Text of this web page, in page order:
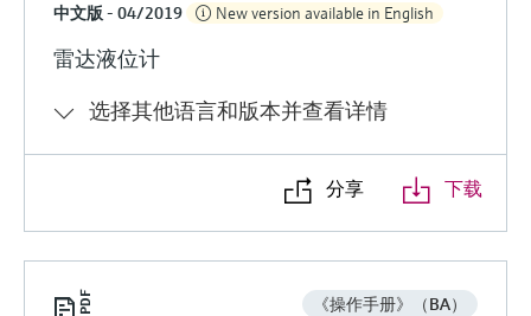
中文版 - 04/2019 New version available in English
雷达液位计
选择其他语言和版本并查看详情
分享 下载
《操作手册》（BA）